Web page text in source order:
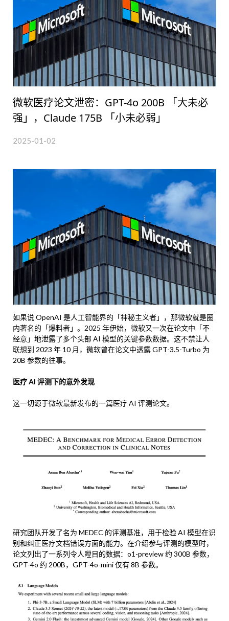
微软医疗论文泄密：GPT-4o 200B 「大未必
强」，Claude 175B 「小未必弱」
2025-01-02
如果说 OpenAI 是人工智能界的「神秘主义者」，那微软就是圈
内著名的「爆料者」。2025 年伊始，微软又一次在论文中「不
经意」地泄露了多个头部 AI 模型的关键参数数据。这不禁让人
联想到 2023 年 10 月，微软曾在论文中透露 GPT-3.5-Turbo 为
20B 参数的往事。
医疗 AI 评测下的意外发现
这一切源于微软最新发布的一篇医疗 AI 评测论文。
研究团队开发了名为 MEDEC 的评测基准，用于检验 AI 模型在识
别和纠正医疗文档错误方面的能力。在介绍参与评测的模型时，
论文列出了一系列令人瞠目的数据：o1-preview 约 300B 参数，
GPT-4o 约 200B，GPT-4o-mini 仅有 8B 参数。